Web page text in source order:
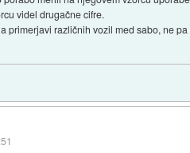
videl drugačne cifre.
primerjavi različnih vozil med sabo, ne